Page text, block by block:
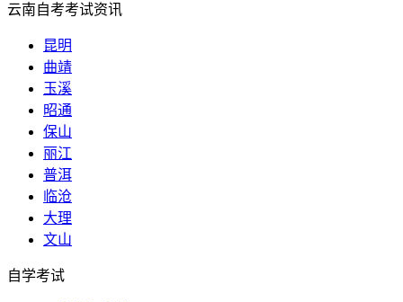
云南自考考试资讯
昆明
曲靖
玉溪
昭通
保山
丽江
普洱
临沧
大理
文山
自学考试